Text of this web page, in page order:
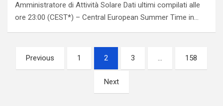
Amministratore di Attività Solare Dati ultimi compilati alle
ore 23:00 (CEST*) – Central European Summer Time in…
Paginazione
degli
Previous 1 2 3 … 158
Next